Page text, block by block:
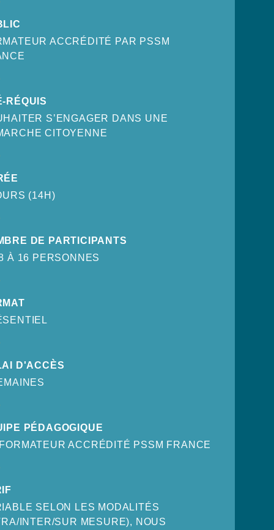
ACCRÉDITÉ PAR PSSM
RÉQUIS
S’ENGAGER DANS UNE
CITOYENNE
(14H)
DE PARTICIPANTS
À 16 PERSONNES
D'ACCÈS
PÉDAGOGIQUE
ACCRÉDITÉ PSSM FRANCE
SELON LES MODALITÉS
INTER/SUR MESURE), NOUS